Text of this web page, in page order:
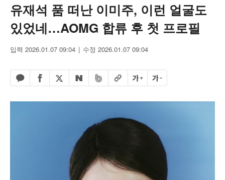
유재석 품 떠난 이미주, 이런 얼굴도
있었네…AOMG 합류 후 첫 프로필
입력 2026.01.07 09:04 수정 2026.01.07 09:04
카카오톡 공유하기
페이스북 공유하기
엑스 공유하기
네이버 공유하기
밴드 공유하기
URL복사글자 크게글자 작게